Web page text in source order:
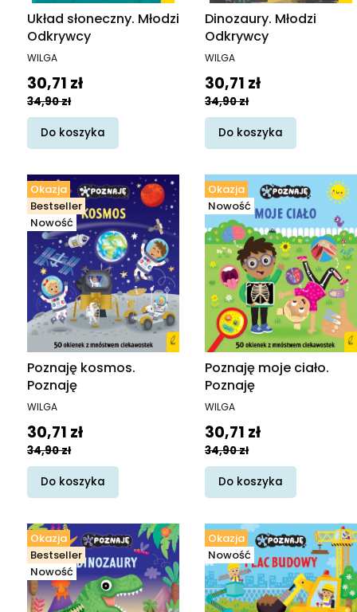
Układ słoneczny. Młodzi
Odkrywcy
PRODUCENT
WILGA
Cena promocyjna
30,71 zł
34,90 zł
Do koszyka
Dinozaury. Młodzi
Odkrywcy
PRODUCENT
WILGA
Cena promocyjna
30,71 zł
34,90 zł
Do koszyka
Okazja
Bestseller
Nowość
Poznaję kosmos.
Poznaję
PRODUCENT
WILGA
Cena promocyjna
30,71 zł
34,90 zł
Do koszyka
Okazja
Nowość
Poznaję moje ciało.
Poznaję
PRODUCENT
WILGA
Cena promocyjna
30,71 zł
34,90 zł
Do koszyka
Okazja
Bestseller
Nowość
Okazja
Nowość